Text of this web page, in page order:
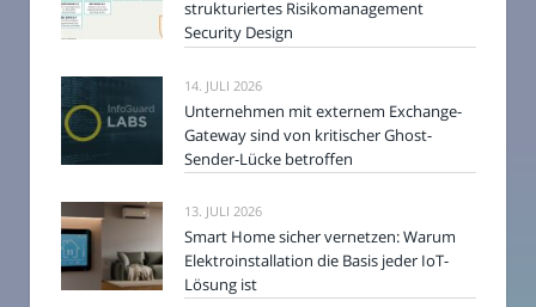
strukturiertes Risikomanagement
Security Design
14. JULI 2026
Unternehmen mit externem Exchange-
Gateway sind von kritischer Ghost-
Sender-Lücke betroffen
13. JULI 2026
Smart Home sicher vernetzen: Warum
Elektroinstallation die Basis jeder IoT-
Lösung ist